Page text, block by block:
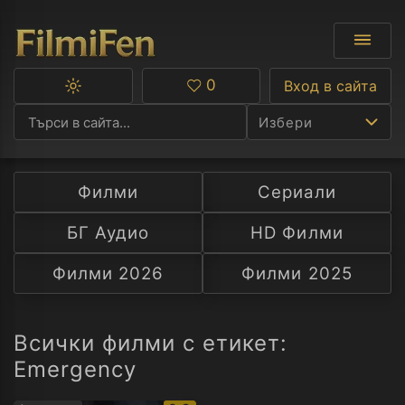
Избери
Ф
С
А
Превключване
тъмна
тема
Любими
0 Вход в сайта
Филми
Сериали
БГ Аудио
HD Филми
Филми 2026
Филми 2025
Всички филми с етикет:
Emergency